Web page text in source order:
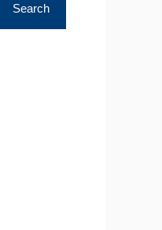
Search